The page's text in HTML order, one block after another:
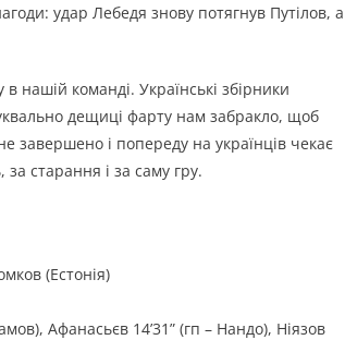
удар Лебедя знову потягнув Путілов,
нашій команді. Українські збірники
дещиці фарту нам забракло, щоб
і попереду на українців чекає
старання і за саму гру.
(Естонія)
Афанасьєв 14’31” (гп – Нандо), Ніязов